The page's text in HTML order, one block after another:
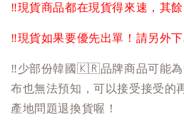
‼️現貨商品都在現貨得來速，其
‼️現貨如果要優先出單！請另外下
‼️少部份韓國 🇰🇷品牌商品可能
布也無法預知，可以接受接受的
產地問題退換貨喔！